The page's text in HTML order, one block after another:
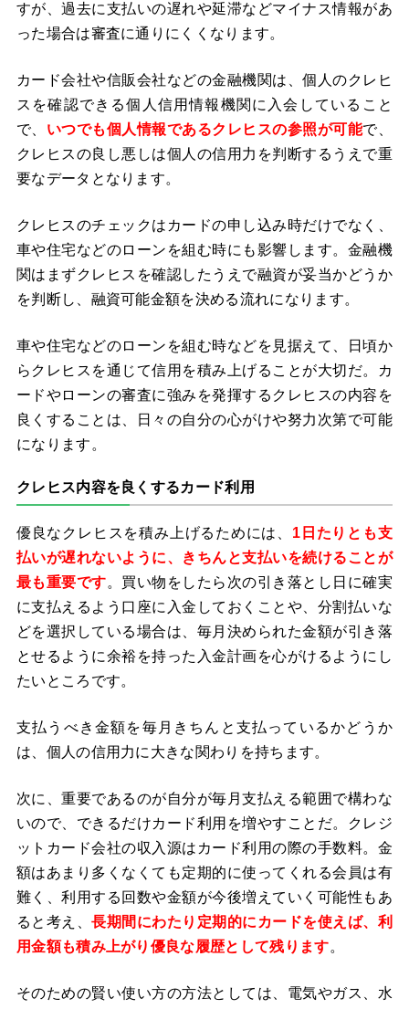
すが、過去に支払いの遅れや延滞などマイナス情報があ
った場合は審査に通りにくくなります。
カード会社や信販会社などの金融機関は、個人のクレヒ
スを確認できる個人信用情報機関に入会していること
で、 いつでも個人情報であるクレヒスの参照が可能で、
クレヒスの良し悪しは個人の信用力を判断するうえで重
要なデータとなります。
クレヒスのチェックはカードの申し込み時だけでなく、
車や住宅などのローンを組む時にも影響します。金融機
関はまずクレヒスを確認したうえで融資が妥当かどうか
を判断し、融資可能金額を決める流れになります。
車や住宅などのローンを組む時などを見据えて、日頃か
らクレヒスを通じて信用を積み上げることが大切だ。カ
ードやローンの審査に強みを発揮するクレヒスの内容を
良くすることは、日々の自分の心がけや努力次第で可能
になります。
クレヒス内容を良くするカード利用
優良なクレヒスを積み上げるためには、 1日たりとも支
払いが遅れないように、きちんと支払いを続けることが
最も重要です。買い物をしたら次の引き落とし日に確実
に支払えるよう口座に入金しておくことや、分割払いな
どを選択している場合は、毎月決められた金額が引き落
とせるように余裕を持った入金計画を心がけるようにし
たいところです。
支払うべき金額を毎月きちんと支払っているかどうか
は、個人の信用力に大きな関わりを持ちます。
次に、重要であるのが自分が毎月支払える範囲で構わな
いので、できるだけカード利用を増やすことだ。クレジ
ットカード会社の収入源はカード利用の際の手数料。金
額はあまり多くなくても定期的に使ってくれる会員は有
難く、利用する回数や金額が今後増えていく可能性もあ
ると考え、長期間にわたり定期的にカードを使えば、利
用金額も積み上がり優良な履歴として残ります。
そのための賢い使い方の方法としては、電気やガス、水